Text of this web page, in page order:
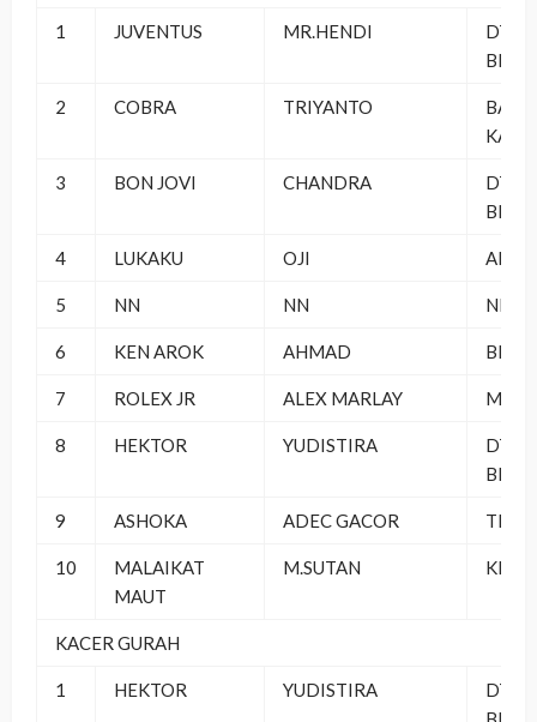
1 JUVENTUS MR.HENDI
DT
2 COBRA TRIYANTO
BABF
3 BON JOVI CHANDRA
DT
4 LUKAKU OJI ABB
5 NN NN NN
6 KEN AROK AHMAD
7 ROLEX JR ALEX MARLAY
8 HEKTOR YUDISTIRA
DT
9 ASHOKA ADEC GACOR THE
10
MALAIKAT
MAUT
M.SUTAN
KACER GURAH
1 HEKTOR YUDISTIRA
DT